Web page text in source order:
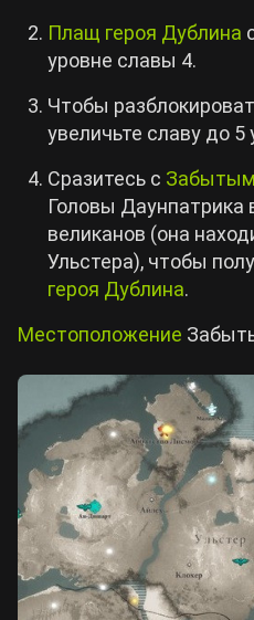
Плащ героя Дублина
уровне славы 4.
Чтобы
увеличьте славу до 5
Сразитесь с
Головы Даунпатрика
великанов (она
Ульстера), чтобы
героя Дублина.
Местоположение